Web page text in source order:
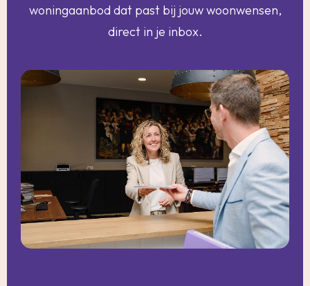
woningaanbod dat past bij jouw woonwensen,
direct in je inbox.